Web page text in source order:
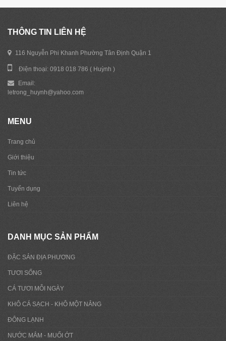
THÔNG TIN LIÊN HỆ
116 Nguyễn Phi Khanh Phường Tân Định Quận 1
Điện thoại: 0918 018 786 ( Huỳnh )
Email:
letrong_huynh@yahoo.com
MENU
Trang chủ
Giới thiệu
Tin tức
Tuyển dụng
Liên hệ
DANH MỤC SẢN PHẨM
ĐẶC SẢN ĐỊA PHƯƠNG
TƯƠI SỐNG
CÁ TƯƠI MỖI NGÀY
KHÔ CÁ SẠCH - KHÔ MỘT NẮNG
ĐÔNG LẠNH
NƯỚC MẮM - MUỐI ỚT